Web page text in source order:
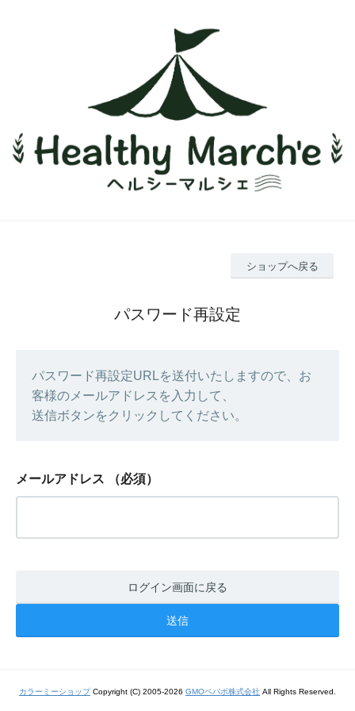
ショップへ戻る
パスワード再設定
パスワード再設定URLを送付いたしますので、お
客様のメールアドレスを入力して、
送信ボタンをクリックしてください。
メールアドレス （必須）
ログイン画面に戻る
カラーミーショップCopyright (C) 2005-2026 GMOペパボ株式会社 All Rights Reserved.